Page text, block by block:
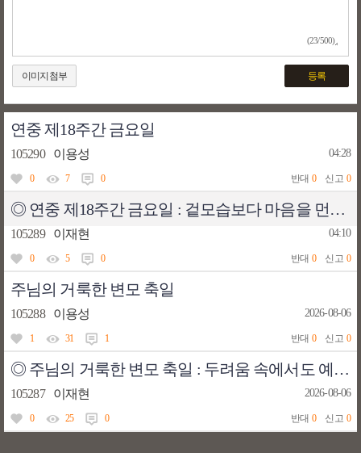
(23/500)
이미지첨부 등록
연중 제18주간 금요일
105290 이용성 04:28
0 7 0 반대0 신고 0
◎ 연중 제18주간 금요일 : 겉모습보다 마음을 먼저 살피는 하루
105289 이재현 04:10
0 5 0 반대0 신고 0
주님의 거룩한 변모 축일
105288 이용성 2026-08-06
1 31 1 반대0 신고 0
◎ 주님의 거룩한 변모 축일 : 두려움 속에서도 예수님을 믿는 마음을 삶에 새기는 하루
105287 이재현 2026-08-06
0 25 0 반대0 신고 0